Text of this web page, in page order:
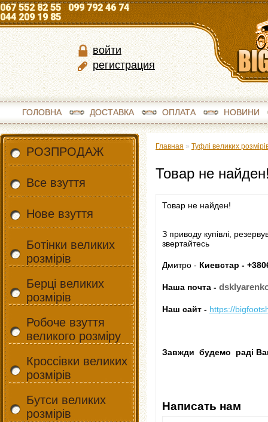
067 552 82 55 099 792 46 74
044 209 19 85
войти
регистрация
ГОЛОВНА ДОСТАВКА ОПЛАТА НОВИНИ
РОЗПРОДАЖ
Все взуття
Нове взуття
Ботінки великих
розмірів
Берці великих
розмірів
Робоче взуття
великого розміру
Кроссівки великих
розмірів
Бутси великих
розмірів
Главная » Туфлі великих
Товар не
Товар не найден!
З приводу купівлі,
звертайтесь
Дмитро - Киевстар -
Наша почта -
Наш сайт - https://
Завжди будемо раді
Написать нам